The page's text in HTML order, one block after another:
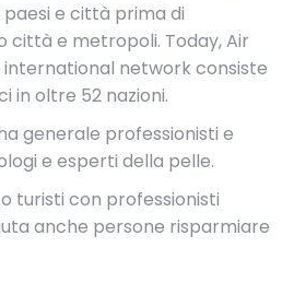
e città prima di
città e metropoli. Today, Air
network consiste
in oltre 52 nazioni.
generale professionisti e
e esperti della pelle.
turisti con professionisti
anche persone risparmiare